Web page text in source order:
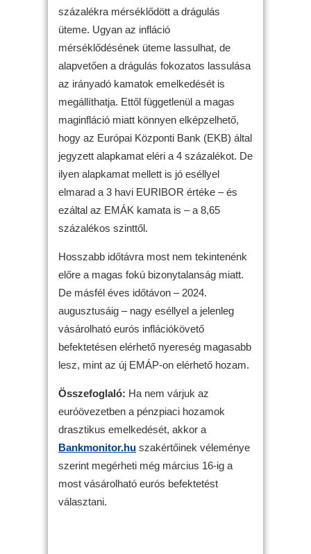
százalékra mérséklődött a drágulás
üteme. Ugyan az infláció
mérséklődésének üteme lassulhat, de
alapvetően a drágulás fokozatos lassulása
az irányadó kamatok emelkedését is
megállíthatja. Ettől függetlenül a magas
maginfláció miatt könnyen elképzelhető,
hogy az Európai Központi Bank (EKB) által
jegyzett alapkamat eléri a 4 százalékot. De
ilyen alapkamat mellett is jó eséllyel
elmarad a 3 havi EURIBOR értéke – és
ezáltal az EMÁK kamata is – a 8,65
százalékos szinttől.
Hosszabb időtávra most nem tekintenénk
előre a magas fokú bizonytalanság miatt.
De másfél éves időtávon – 2024.
augusztusáig – nagy eséllyel a jelenleg
vásárolható eurós inflációkövető
befektetésen elérhető nyereség magasabb
lesz, mint az új EMÁP-on elérhető hozam.
Összefoglaló: Ha nem várjuk az
euróövezetben a pénzpiaci hozamok
drasztikus emelkedését, akkor a
Bankmonitor.hu szakértőinek véleménye
szerint megérheti még március 16-ig a
most vásárolható eurós befektetést
választani.